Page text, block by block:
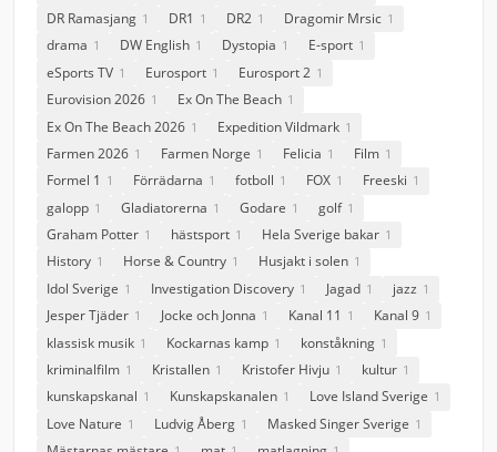
DR Ramasjang 1 DR1 1 DR2 1 Dragomir Mrsic 1
drama 1 DW English 1 Dystopia 1 E-sport 1
eSports TV 1 Eurosport 1 Eurosport 2 1
Eurovision 2026 1 Ex On The Beach 1
Ex On The Beach 2026 1 Expedition Vildmark 1
Farmen 2026 1 Farmen Norge 1 Felicia 1 Film 1
Formel 1 1 Förrädarna 1 fotboll 1 FOX 1 Freeski 1
galopp 1 Gladiatorerna 1 Godare 1 golf 1
Graham Potter 1 hästsport 1 Hela Sverige bakar 1
History 1 Horse & Country 1 Husjakt i solen 1
Idol Sverige 1 Investigation Discovery 1 Jagad 1 jazz 1
Jesper Tjäder 1 Jocke och Jonna 1 Kanal 11 1 Kanal 9 1
klassisk musik 1 Kockarnas kamp 1 konståkning 1
kriminalfilm 1 Kristallen 1 Kristofer Hivju 1 kultur 1
kunskapskanal 1 Kunskapskanalen 1 Love Island Sverige 1
Love Nature 1 Ludvig Åberg 1 Masked Singer Sverige 1